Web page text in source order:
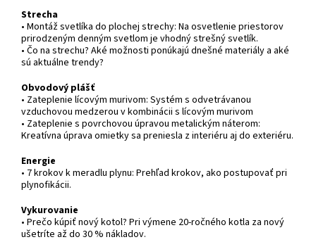
Strecha
• Montáž svetlíka do plochej strechy: Na osvetlenie priestorov
prirodzeným denným svetlom je vhodný strešný svetlík.
• Čo na strechu? Aké možnosti ponúkajú dnešné materiály a aké
sú aktuálne trendy?
Obvodový plášť
• Zateplenie lícovým murivom: Systém s odvetrávanou
vzduchovou medzerou v kombinácii s lícovým murivom
• Zateplenie s povrchovou úpravou metalickým náterom:
Kreatívna úprava omietky sa preniesla z interiéru aj do exteriéru.
Energie
• 7 krokov k meradlu plynu: Prehľad krokov, ako postupovať pri
plynofikácii.
Vykurovanie
• Prečo kúpiť nový kotol? Pri výmene 20-ročného kotla za nový
ušetríte až do 30 % nákladov.